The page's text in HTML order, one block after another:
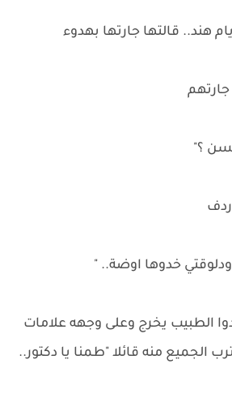
قالتها جارتها بهدوء
حسن ؟"
خدوها اوضة.. "
الطبيب يخرج وعلى وجهه علامات
الجميع منه قائلا "طمنا يا دكتور..